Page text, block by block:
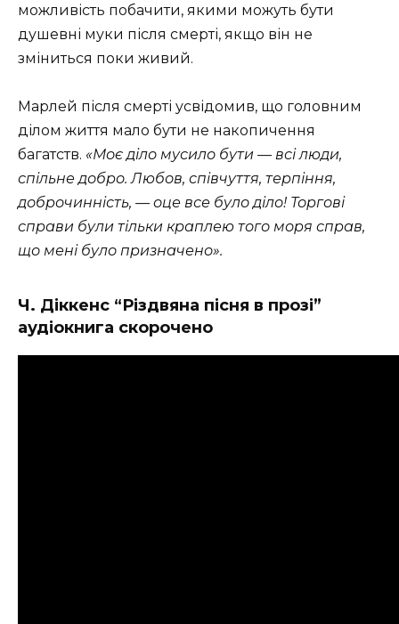
можливість побачити, якими можуть бути
душевні муки після смерті, якщо він не
зміниться поки живий.
Марлей після смерті усвідомив, що головним
ділом життя мало бути не накопичення
багатств. «Моє діло мусило бути — всі люди,
спільне добро. Любов, співчуття, терпіння,
доброчинність, — оце все було діло! Торгові
справи були тільки краплею того моря справ,
що мені було призначено».
Ч. Діккенс “Різдвяна пісня в прозі”
аудіокнига скорочено